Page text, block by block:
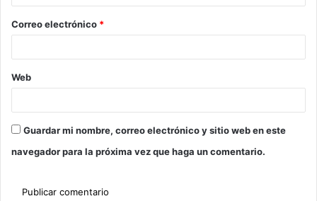
Correo electrónico *
Web
Guardar mi nombre, correo electrónico y sitio web en este
navegador para la próxima vez que haga un comentario.